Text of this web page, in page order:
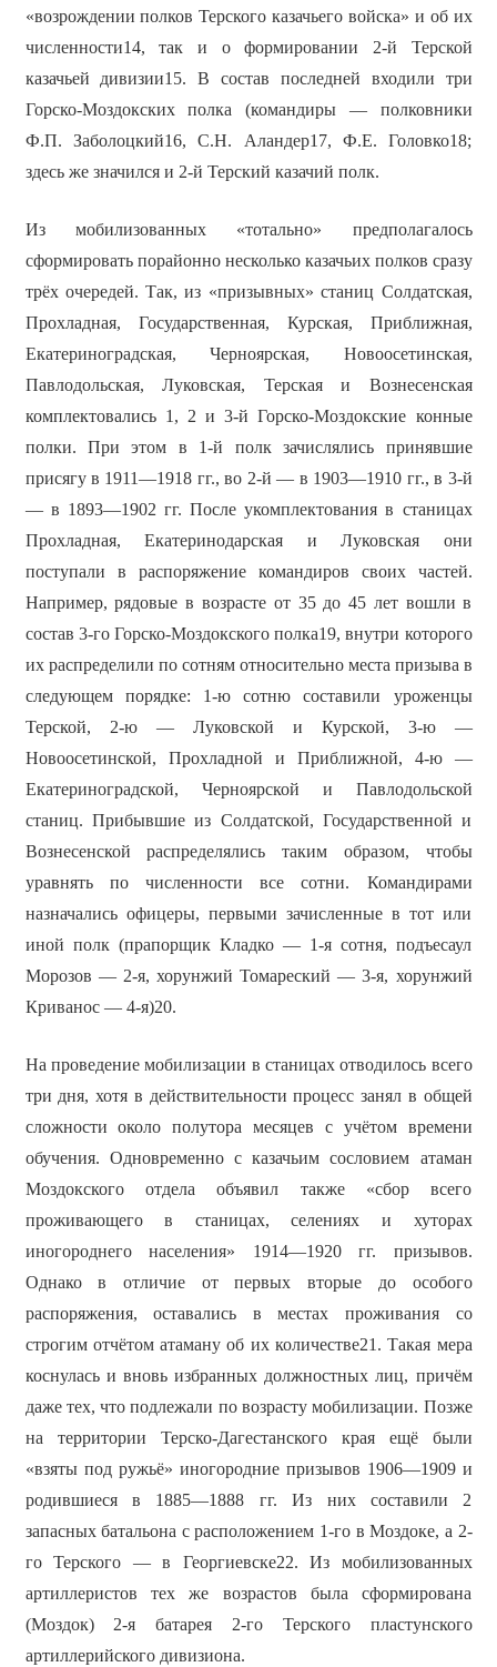
«возрождении полков Терского казачьего войска» и об их
численности14, так и о формировании 2-й Терской
казачьей дивизии15. В состав последней входили три
Горско-Моздокских полка (командиры — полковники
Ф.П. Заболоцкий16, С.Н. Аландер17, Ф.Е. Головко18;
здесь же значился и 2-й Терский казачий полк.
Из мобилизованных «тотально» предполагалось
сформировать порайонно несколько казачьих полков сразу
трёх очередей. Так, из «призывных» станиц Солдатская,
Прохладная, Государственная, Курская, Приближная,
Екатериноградская, Черноярская, Новоосетинская,
Павлодольская, Луковская, Терская и Вознесенская
комплектовались 1, 2 и 3-й Горско-Моздокские конные
полки. При этом в 1-й полк зачислялись принявшие
присягу в 1911—1918 гг., во 2-й — в 1903—1910 гг., в 3-й
— в 1893—1902 гг. После укомплектования в станицах
Прохладная, Екатеринодарская и Луковская они
поступали в распоряжение командиров своих частей.
Например, рядовые в возрасте от 35 до 45 лет вошли в
состав 3-го Горско-Моздокского полка19, внутри которого
их распределили по сотням относительно места призыва в
следующем порядке: 1-ю сотню составили уроженцы
Терской, 2-ю — Луковской и Курской, 3-ю —
Новоосетинской, Прохладной и Приближной, 4-ю —
Екатериноградской, Черноярской и Павлодольской
станиц. Прибывшие из Солдатской, Государственной и
Вознесенской распределялись таким образом, чтобы
уравнять по численности все сотни. Командирами
назначались офицеры, первыми зачисленные в тот или
иной полк (прапорщик Кладко — 1-я сотня, подъесаул
Морозов — 2-я, хорунжий Томареский — 3-я, хорунжий
Криванос — 4-я)20.
На проведение мобилизации в станицах отводилось всего
три дня, хотя в действительности процесс занял в общей
сложности около полутора месяцев с учётом времени
обучения. Одновременно с казачьим сословием атаман
Моздокского отдела объявил также «сбор всего
проживающего в станицах, селениях и хуторах
иногороднего населения» 1914—1920 гг. призывов.
Однако в отличие от первых вторые до особого
распоряжения, оставались в местах проживания со
строгим отчётом атаману об их количестве21. Такая мера
коснулась и вновь избранных должностных лиц, причём
даже тех, что подлежали по возрасту мобилизации. Позже
на территории Терско-Дагестанского края ещё были
«взяты под ружьё» иногородние призывов 1906—1909 и
родившиеся в 1885—1888 гг. Из них составили 2
запасных батальона с расположением 1-го в Моздоке, а 2-
го Терского — в Георгиевске22. Из мобилизованных
артиллеристов тех же возрастов была сформирована
(Моздок) 2-я батарея 2-го Терского пластунского
артиллерийского дивизиона.